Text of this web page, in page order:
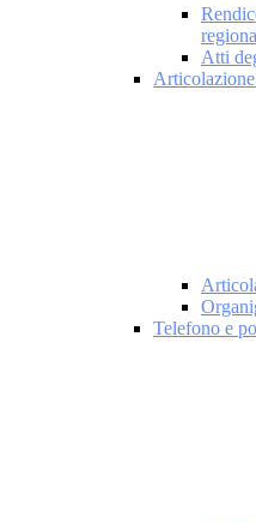
Atti
Telefono e